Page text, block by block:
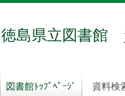
徳島県立図書館
図書館ﾄｯﾌﾟﾍﾟｰｼﾞ 資料検